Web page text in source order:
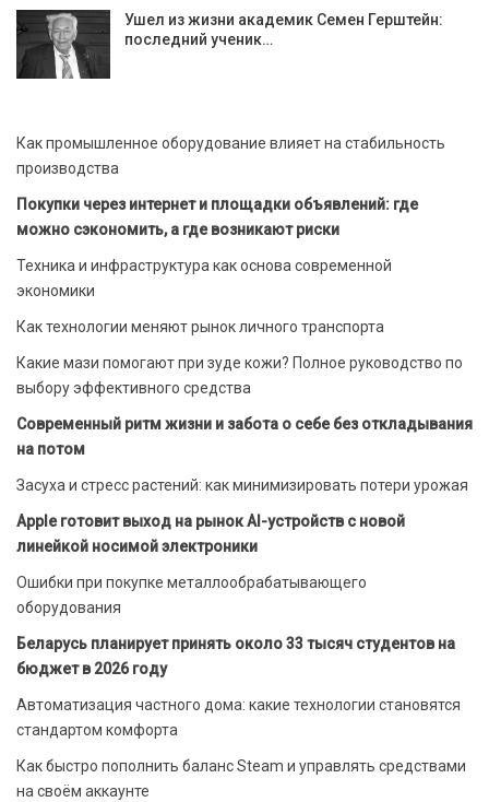
Ушел из жизни академик Семен Герштейн:
последний ученик…
Как промышленное оборудование влияет на стабильность
производства
Покупки через интернет и площадки объявлений: где
можно сэкономить, а где возникают риски
Техника и инфраструктура как основа современной
экономики
Как технологии меняют рынок личного транспорта
Какие мази помогают при зуде кожи? Полное руководство по
выбору эффективного средства
Современный ритм жизни и забота о себе без откладывания
на потом
Засуха и стресс растений: как минимизировать потери урожая
Apple готовит выход на рынок AI-устройств с новой
линейкой носимой электроники
Ошибки при покупке металлообрабатывающего
оборудования
Беларусь планирует принять около 33 тысяч студентов на
бюджет в 2026 году
Автоматизация частного дома: какие технологии становятся
стандартом комфорта
Как быстро пополнить баланс Steam и управлять средствами
на своём аккаунте